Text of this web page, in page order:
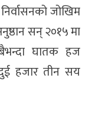
जोखिम
सन् २०१५ मा
घातक हज
हजार तीन सय